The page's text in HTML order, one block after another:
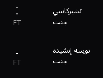
--
FT
تشيركاسي
جنت
--
FT
توينته إنشيده
جنت